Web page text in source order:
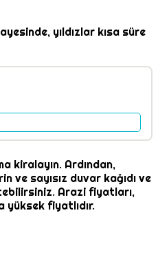
yıldızlar kısa süre
kiralayın. Ardından,
sayısız duvar kağıdı ve
Arazi fiyatları,
fiyatlıdır.